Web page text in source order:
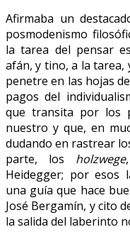
Afirmaba un
posmodenismo
la tarea del pensar
afán, y tino, a la tarea,
penetre en las hojas
pagos del
que transita por los
nuestro y que, en
dudando en rastrear
parte, los holzwege
Heidegger; por esos
una guía que hace
José Bergamín, y cito
la salida del laberinto